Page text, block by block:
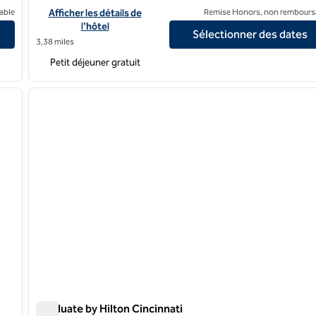
DowntownAfficher les détails de l'hôtel Homewood Suites by Hilton
Afficher les détails de
l'hôtel
3,38 miles
Remise Honors, non
Sélectionner des dates
Petit déjeuner gratuit
image suivante
1 sur 12
Graduate by Hilton Cincinnati